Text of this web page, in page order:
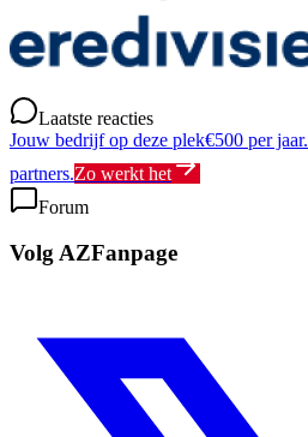
Laatste reacties
Jouw bedrijf op deze plek€500 per
partners.Zo werkt het
Forum
Volg AZFanpage